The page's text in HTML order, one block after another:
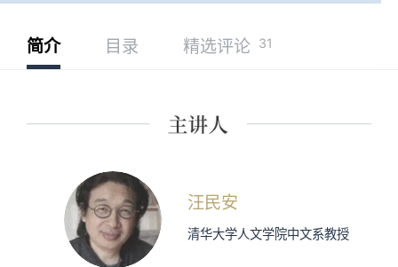
简介 目录 精选评论 31
汪民安
清华大学人文学院中文系教授